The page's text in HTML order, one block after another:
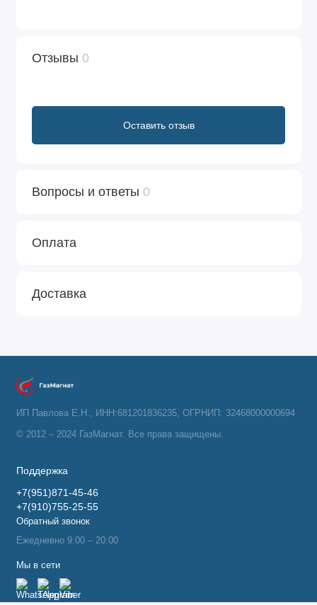
Отзывы 0
Оставить отзыв
Вопросы и ответы 0
Оплата
Доставка
ИП Павлова Е.Н., ИНН:681201836235, ОГРНИП: 32468000000694
© 2012 – 2024 ГазМагнат. Все права защищены.
Поддержка
+7(951)871-45-46
+7(910)755-25-55
Обратный звонок
Ежедневно 9:00 – 20:00
Мы в сети